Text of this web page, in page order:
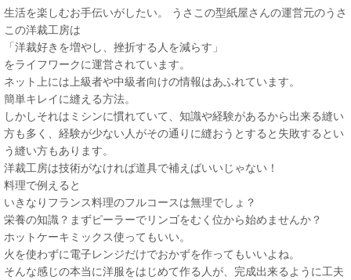
生活を楽しむお手伝いがしたい。 うさこの型紙屋さんの運営元のうさ
この洋裁工房は
「洋裁好きを増やし、挫折する人を減らす」
をライフワークに運営されています。
ネット上には上級者や中級者向けの情報はあふれています。
簡単キレイに縫える方法。
しかしそれはミシンに慣れていて、知識や経験があるから出来る縫い
方も多く、経験が少ない人がその通りに縫おうとすると失敗するとい
う縫い方もあります。
洋裁工房は技術がなければ道具で補えばいいじゃない！
料理で例えると
いきなりフランス料理のフルコースは無理でしょ？
栄養の知識？まずピーラーでリンゴをむく位から始めませんか？
ホットケーキミックス使ってもいい。
火を使わずに電子レンジだけでおかずを作ってもいいよね。
そんな感じの本当に洋服をはじめて作る人が、完成出来るように工夫